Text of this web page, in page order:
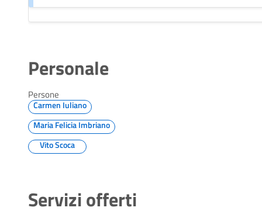
Personale
Persone
Carmen Iuliano
Maria Felicia Imbriano
Vito Scoca
Servizi offerti